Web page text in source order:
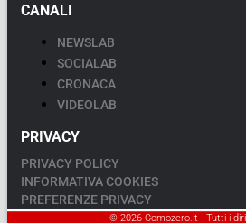
CANALI
NEWSLAB
SOCIALAB
CRONACA
VIDEOLAB
PRIVACY
PRIVACY POLICY
INFORMATIVA COOKIES
PREFERENZE PRIVACY
© 2026 Comozero.it - Tutti i